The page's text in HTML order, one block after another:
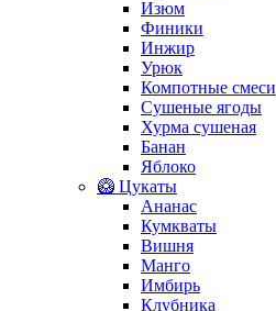
Изюм
Финики
Инжир
Урюк
Компотные смеси
Сушеные ягоды
Хурма сушеная
Банан
Яблоко
🥝 Цукаты
Ананас
Кумкваты
Вишня
Манго
Имбирь
Клубника